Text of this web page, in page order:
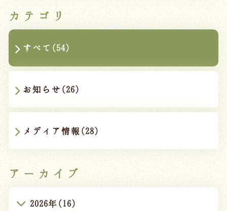
カテゴリ
すべて(54)
お知らせ(26)
メディア情報(28)
アーカイブ
2026年(16)